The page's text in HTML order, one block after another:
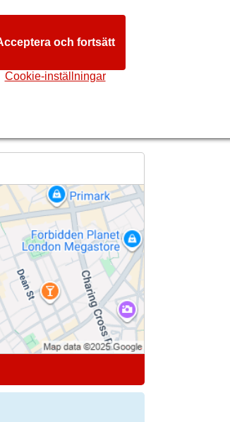
Cookie-inställningar
och fortsätt